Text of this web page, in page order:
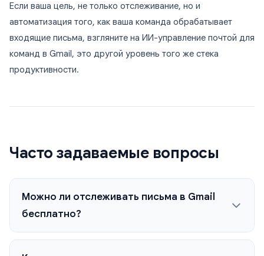
Если ваша цель, не только отслеживание, но и
автоматизация того, как ваша команда обрабатывает
входящие письма, взгляните на ИИ-управление почтой для
команд в Gmail, это другой уровень того же стека
продуктивности.
Часто задаваемые вопросы
Можно ли отслеживать письма в Gmail
бесплатно?